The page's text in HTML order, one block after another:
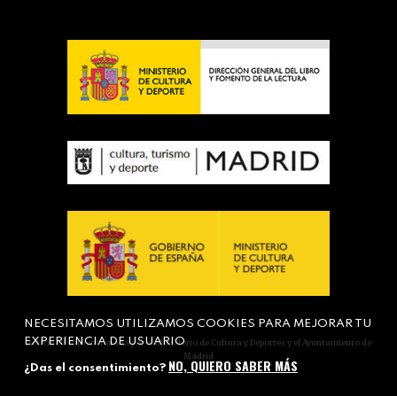
Actividad subvencionada por el Ministerio de Cultura y Deportes y el Ayuntamiento de
Madrid
NECESITAMOS UTILIZAMOS COOKIES PARA MEJORAR TU
EXPERIENCIA DE USUARIO
¿Das el consentimiento? NO, QUIERO SABER MÁS